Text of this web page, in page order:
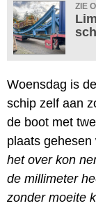
ZIE
Woensdag is
schip zelf aan
de boot met
plaats gehesen
het over kon
de millimeter
zonder moeite